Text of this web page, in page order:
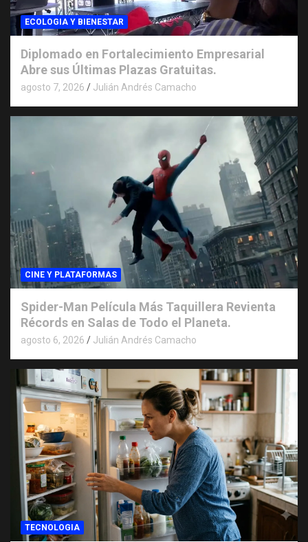
ECOLOGIA Y BIENESTAR
Diplomado en Fortalecimiento Empresarial
Abre sus Últimas Plazas Gratuitas.
agosto 7, 2026 Julián Andrés Camacho
CINE Y PLATAFORMAS
Spider-Man Película Más Taquillera Revienta
Récords en Salas de Todo el Planeta.
agosto 6, 2026 Julián Andrés Camacho
TECNOLOGIA